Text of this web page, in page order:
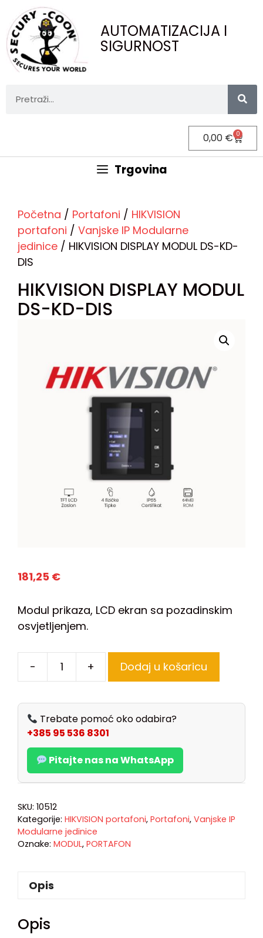
AUTOMATIZACIJA I
SIGURNOST
0,00 € 0
Trgovina
Početna / Portafoni / HIKVISION
portafoni / Vanjske IP Modularne
jedinice / HIKVISION DISPLAY MODUL DS-KD-
DIS
HIKVISION DISPLAY MODUL
DS-KD-DIS
181,25 €
Modul prikaza, LCD ekran sa pozadinskim
osvjetljenjem.
- + Dodaj u košaricu
Trebate pomoć oko odabira?
+385 95 536 8301
Pitajte nas na WhatsApp
SKU: 10512
Kategorije: HIKVISION portafoni, Portafoni, Vanjske IP
Modularne jedinice
Oznake: MODUL, PORTAFON
Opis
Opis